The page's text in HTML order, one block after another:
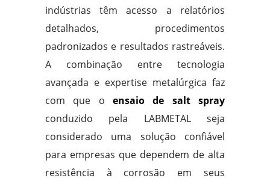
indústrias têm acesso a relatórios
detalhados, procedimentos
padronizados e resultados rastreáveis.
A combinação entre tecnologia
avançada e expertise metalúrgica faz
com que o ensaio de salt spray
conduzido pela LABMETAL seja
considerado uma solução confiável
para empresas que dependem de alta
resistência à corrosão em seus